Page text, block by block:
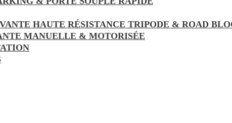
HAUTE RÉSISTANCE TRIPODE & ROAD
MANUELLE & MOTORISÉE